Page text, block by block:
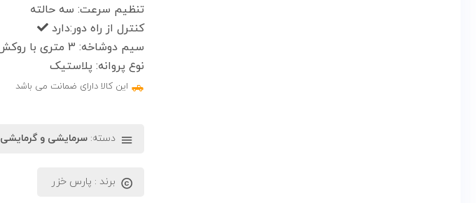
تنظیم سرعت: سه حالته
کنترل از راه دور:دارد
سیم دوشاخه: 3 متری با روکش PVC
نوع پروانه: پلاستیک
این کالا دارای ضمانت می باشد
دسته: سرمایشی و گرمایشی
برند : پارس خزر